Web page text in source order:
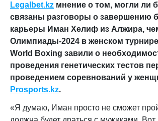
Legalbet.kz мнение о том, могли ли
связаны разговоры о завершению
карьеры Иман Хелиф из Алжира,
Олимпиады-2024 в женском
World Boxing завили о
проведения генетических тестов
проведением соревнований у
Prosports.kz.
«Я думаю, Иман просто не сможет